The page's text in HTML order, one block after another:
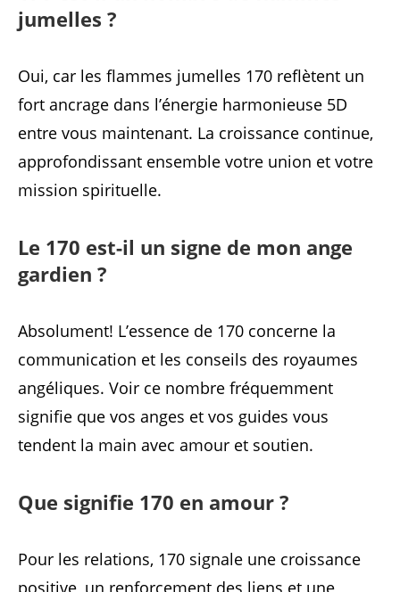
jumelles ?
Oui, car les flammes jumelles 170 reflètent un
fort ancrage dans l’énergie harmonieuse 5D
entre vous maintenant. La croissance continue,
approfondissant ensemble votre union et votre
mission spirituelle.
Le 170 est-il un signe de mon ange
gardien ?
Absolument! L’essence de 170 concerne la
communication et les conseils des royaumes
angéliques. Voir ce nombre fréquemment
signifie que vos anges et vos guides vous
tendent la main avec amour et soutien.
Que signifie 170 en amour ?
Pour les relations, 170 signale une croissance
positive, un renforcement des liens et une